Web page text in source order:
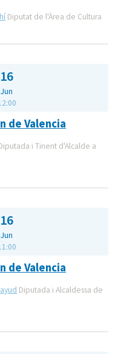
Diputat de l'Àrea de Cultura
16
Jun
de Valencia
i Tinent d'Alcalde a
16
Jun
de Valencia
Diputada i Alcaldessa de